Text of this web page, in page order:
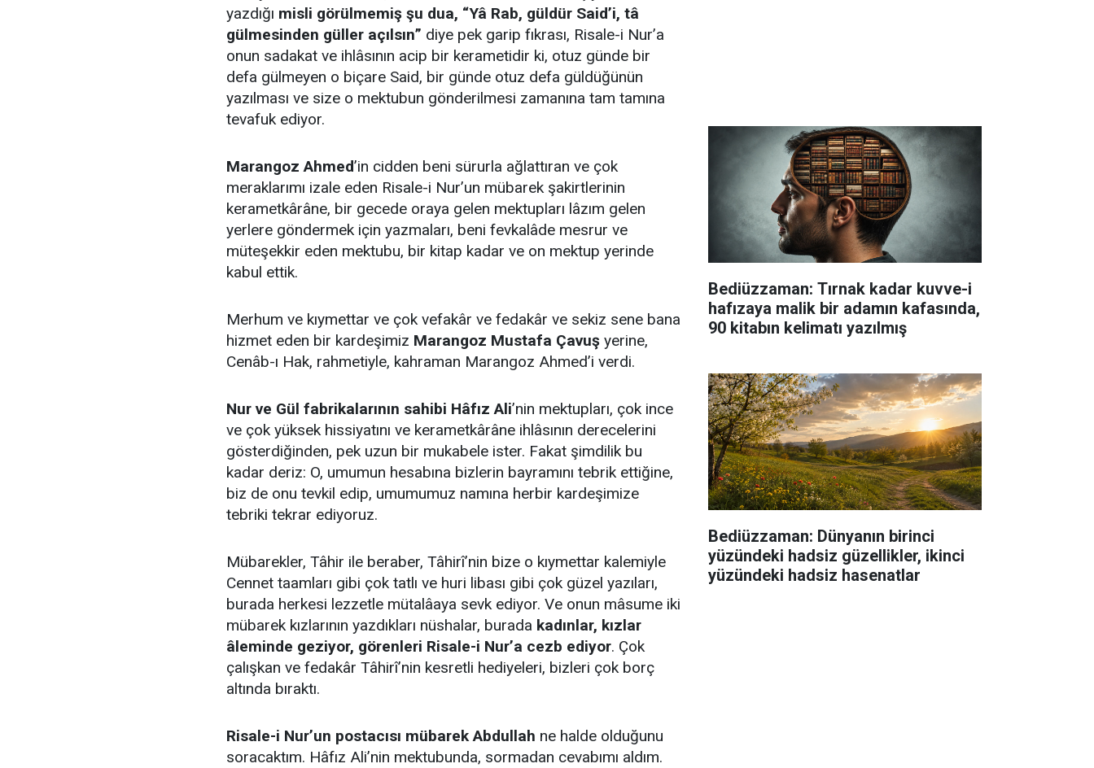
yazdığı misli görülmemiş şu dua, “Yâ Rab, güldür Said’i, tâ
gülmesinden güller açılsın” diye pek garip fıkrası, Risale-i Nur’a
onun sadakat ve ihlâsının acip bir kerametidir ki, otuz günde bir
defa gülmeyen o biçare Said, bir günde otuz defa güldüğünün
yazılması ve size o mektubun gönderilmesi zamanına tam tamına
tevafuk ediyor.
Marangoz Ahmed’in cidden beni sürurla ağlattıran ve çok
meraklarımı izale eden Risale-i Nur’un mübarek şakirtlerinin
kerametkârâne, bir gecede oraya gelen mektupları lâzım gelen
yerlere göndermek için yazmaları, beni fevkalâde mesrur ve
müteşekkir eden mektubu, bir kitap kadar ve on mektup yerinde
kabul ettik.
Merhum ve kıymettar ve çok vefakâr ve fedakâr ve sekiz sene bana
hizmet eden bir kardeşimiz Marangoz Mustafa Çavuş yerine,
Cenâb-ı Hak, rahmetiyle, kahraman Marangoz Ahmed’i verdi.
Nur ve Gül fabrikalarının sahibi Hâfız Ali’nin mektupları, çok ince
ve çok yüksek hissiyatını ve kerametkârâne ihlâsının derecelerini
gösterdiğinden, pek uzun bir mukabele ister. Fakat şimdilik bu
kadar deriz: O, umumun hesabına bizlerin bayramını tebrik ettiğine,
biz de onu tevkil edip, umumumuz namına herbir kardeşimize
tebriki tekrar ediyoruz.
Mübarekler, Tâhir ile beraber, Tâhirî’nin bize o kıymettar kalemiyle
Cennet taamları gibi çok tatlı ve huri libası gibi çok güzel yazıları,
burada herkesi lezzetle mütalâaya sevk ediyor. Ve onun mâsume iki
mübarek kızlarının yazdıkları nüshalar, burada kadınlar, kızlar
âleminde geziyor, görenleri Risale-i Nur’a cezb ediyor. Çok
çalışkan ve fedakâr Tâhirî’nin kesretli hediyeleri, bizleri çok borç
altında bıraktı.
Risale-i Nur’un postacısı mübarek Abdullah ne halde olduğunu
soracaktım. Hâfız Ali’nin mektubunda, sormadan cevabımı aldım.
Bediüzzaman: Tırnak kadar kuvve-i
hafızaya malik bir adamın kafasında,
90 kitabın kelimatı yazılmış
Bediüzzaman: Dünyanın birinci
yüzündeki hadsiz güzellikler, ikinci
yüzündeki hadsiz hasenatlar